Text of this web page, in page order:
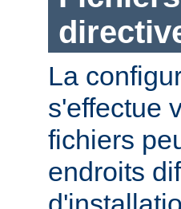
La
s'effectue
fichiers
endroits